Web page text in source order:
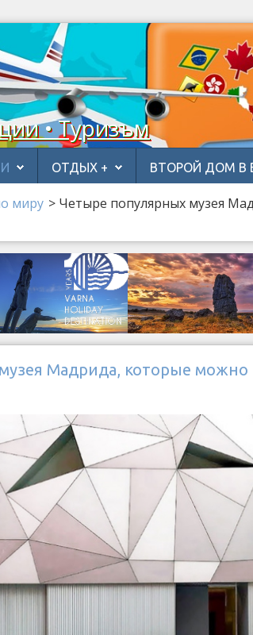
• Туризъм
ОТДЫХ + ВТОРОЙ ДОМ В
миру > Четыре популярных музея
Мадрида, которые можно